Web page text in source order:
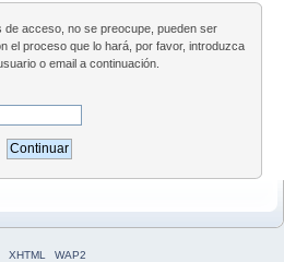
de acceso, no se preocupe, pueden ser
el proceso que lo hará, por favor, introduzca
o email a continuación.
XHTML WAP2